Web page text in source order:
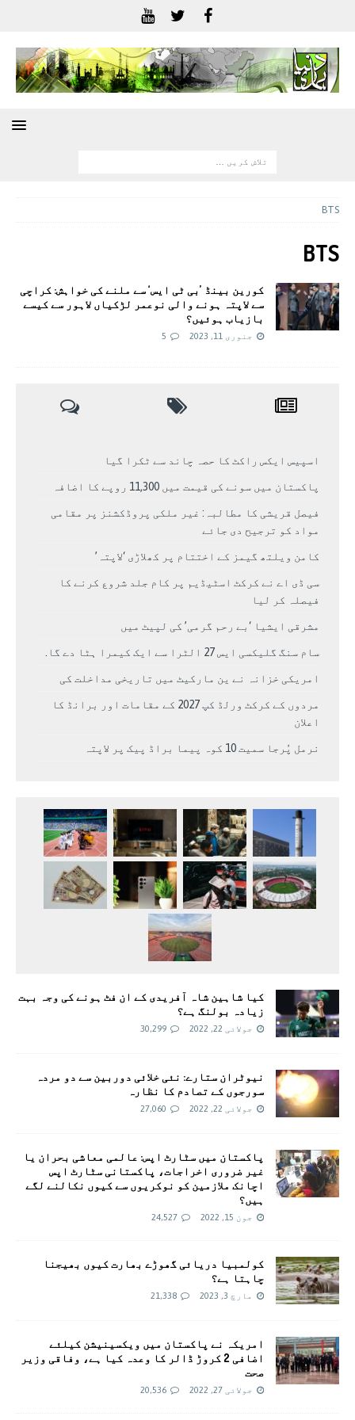
BTS
BTS
کورین بینڈ ’بی ٹی ایس‘ سے ملنے کی خواہش: کراچی
سے لاپتہ ہونے والی نوعمر لڑکیاں لاہور سے کیسے
بازیاب ہوئیں؟
جنوری 11, 2023 5
اسپیس ایکس راکٹ کا حصہ چاند سے ٹکرا گیا
پاکستان میں سونے کی قیمت میں 11,300 روپے کا اضافہ
فیصل قریشی کا مطالبہ: غیر ملکی پروڈکشنز پر مقامی
مواد کو ترجیح دی جائے
کامن ویلتھ گیمز کے اختتام پر کھلاڑی ‘لاپتہ’
سی ڈی اے نے کرکٹ اسٹیڈیم پر کام جلد شروع کرنے کا
فیصلہ کر لیا
مشرقی ایشیا ‘بے رحم گرمی’ کی لپیٹ میں
سام سنگ گلیکسی ایس 27 الٹرا سے ایک کیمرا ہٹا دے گا.
امریکی خزانہ نے ین مارکیٹ میں تاریخی مداخلت کی
مردوں کے کرکٹ ورلڈ کپ 2027 کے مقامات اور برانڈ کا
اعلان
نرمل پُرجا سمیت 10 کوہ پیما براڈ پیک پر لاپتہ
کیا شاہین شاہ آفریدی کے ان فٹ ہونے کی وجہ بہت
زیادہ بولنگ ہے؟
جولائی 22, 2022 30,299
نیوٹران ستارے: نئی خلائی دوربین سے دو مردہ
سورجوں کے تصادم کا نظارہ
جولائی 22, 2022 27,060
پاکستان میں سٹارٹ اپس: عالمی معاشی بحران یا
غیر ضروری اخراجات، پاکستانی سٹارٹ اپس
اچانک ملازمین کو نوکریوں سے کیوں نکالنے لگے
ہیں؟
جون 15, 2022 24,527
کولمبیا دریائی گھوڑے بھارت کیوں بھیجنا
چاہتا ہے؟
مارچ 3, 2023 21,338
امريکہ نے پاکستان میں ویکسینیشن کیلئے
اضافی 2 کروڑ ڈالر کا وعدہ کیا ہے، وفاقی وزیر
صحت
جولائی 27, 2022 20,536